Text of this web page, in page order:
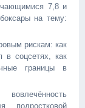
7,8 и
на тему:
рискам: как
в соцсетях, как
границы в
подростковой